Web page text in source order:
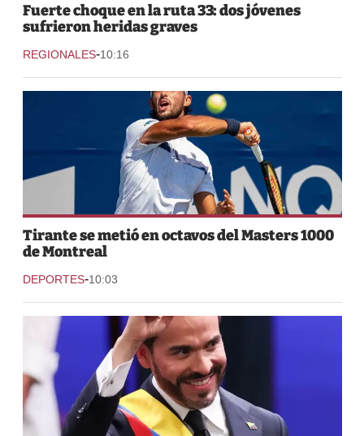
Fuerte choque en la ruta 33: dos jóvenes
sufrieron heridas graves
REGIONALES-10:16
Tirante se metió en octavos del Masters 1000
de Montreal
DEPORTES-10:03